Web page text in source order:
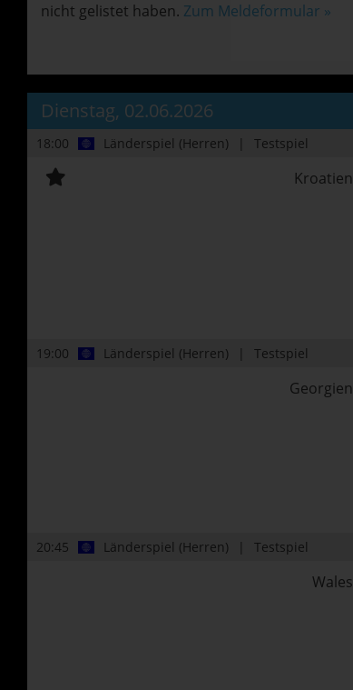
nicht gelistet haben. Zum Meldeformular »
Dienstag, 02.06.2026
18:00 Länderspiel (Herren) Testspiel
Kroatien
19:00 Länderspiel (Herren) Testspiel
Georgien
20:45 Länderspiel (Herren) Testspiel
Wales